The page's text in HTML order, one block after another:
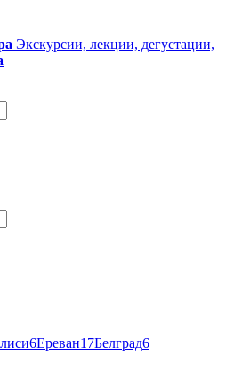
Экскурсии, лекции, дегустации,
6Ереван17Белград6